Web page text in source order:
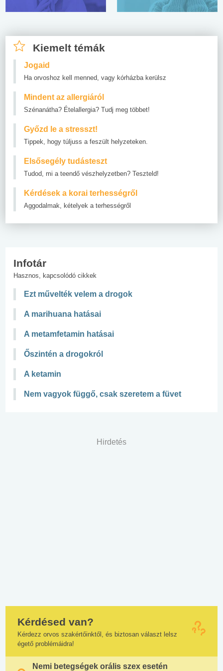
Kiemelt témák
Jogaid
Ha orvoshoz kell menned, vagy kórházba kerülsz
Mindent az allergiáról
Szénanátha? Ételallergia? Tudj meg többet!
Győzd le a stresszt!
Tippek, hogy túljuss a feszült helyzeteken.
Elsősegély tudásteszt
Tudod, mi a teendő vészhelyzetben? Teszteld!
Kérdések a korai terhességről
Aggodalmak, kételyek a terhességről
Infotár
Hasznos, kapcsolódó cikkek
Ezt művelték velem a drogok
A marihuana hatásai
A metamfetamin hatásai
Őszintén a drogokról
A ketamin
Nem vagyok függő, csak szeretem a füvet
Hirdetés
Kérdésed van?
Kérdezz orvos szakértőinktől, és biztosan választ lelsz
égető problémáidra!
Nemi betegségek orális szex esetén